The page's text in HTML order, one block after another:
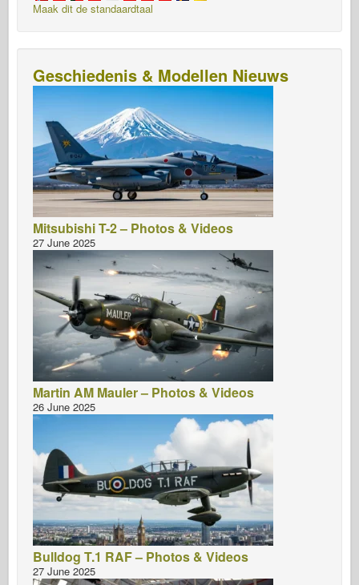
Maak dit de standaardtaal
Geschiedenis & Modellen Nieuws
Mitsubishi T-2 – Photos & Videos
27 June 2025
Martin AM Mauler – Photos & Videos
26 June 2025
Bulldog T.1 RAF – Photos & Videos
27 June 2025